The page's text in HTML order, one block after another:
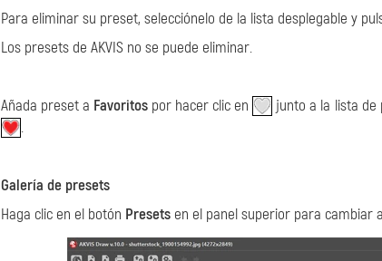
Para eliminar su preset, selecciónelo de la lista desplegable y
Los presets de AKVIS no se puede eliminar.
Añada preset a Favoritos por hacer clic en
junto a la lista de
.
Galería de presets
Haga clic en el botón Presets en el panel superior para cambiar